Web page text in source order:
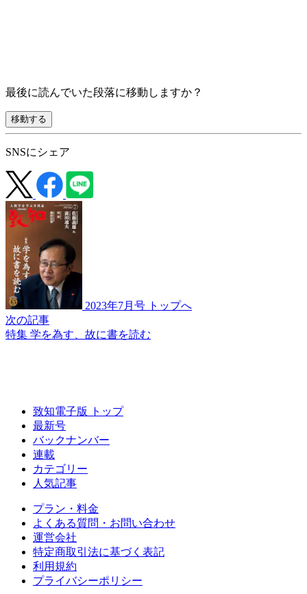
最後に読んでいた段落に移動しますか？
移動する
SNSにシェア
2023年7月号 トップへ
次の記事
特集 学を為す、故に書を読む
致知電子版 トップ
最新号
バックナンバー
連載
カテゴリー
人気記事
プラン・料金
よくある質問・お問い合わせ
運営会社
特定商取引法に基づく表記
利用規約
プライバシーポリシー